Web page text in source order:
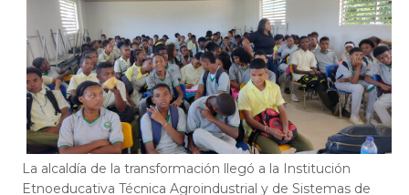
​La alcaldía de la transformación llegó a la Institución
Etnoeducativa Técnica Agroindustrial y de Sistemas de